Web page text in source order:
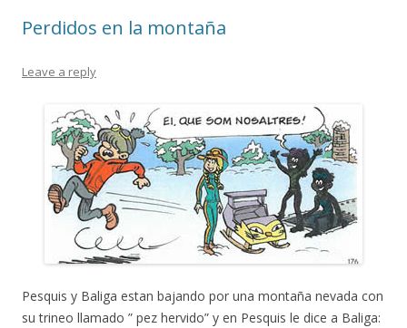
k ix
Perdidos en la montaña
Leave a reply
Pesquis y Baliga estan bajando por una montaña nevada con
su trineo llamado ” pez hervido” y en Pesquis le dice a Baliga: